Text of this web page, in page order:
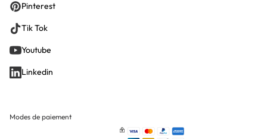
Pinterest
Tik Tok
Youtube
Linkedin
Modes de paiement